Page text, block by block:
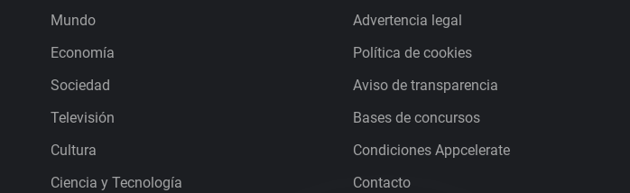
Mundo
Economía
Sociedad
Televisión
Cultura
Ciencia y Tecnología
Advertencia legal
Política de cookies
Aviso de transparencia
Bases de concursos
Condiciones Appcelerate
Contacto